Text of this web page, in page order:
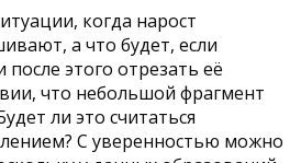
когда нарост
а что будет, если
этого отрезать её
что небольшой фрагмент
ли это считаться
С уверенностью можно